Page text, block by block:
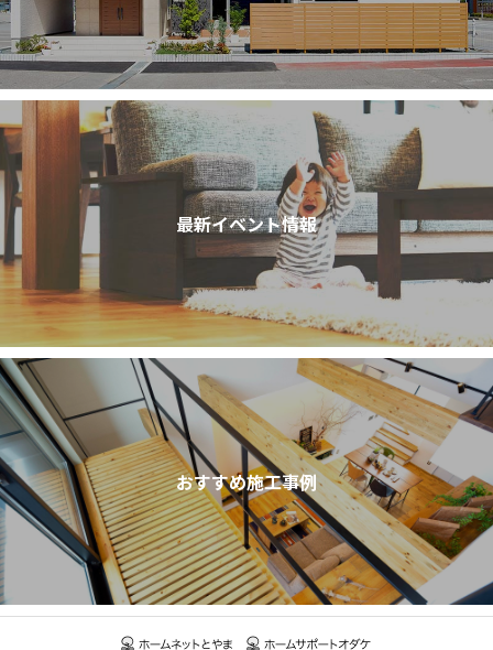
最新イベント情報
おすすめ施工事例